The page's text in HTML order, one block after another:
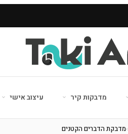
מדבקות קיר עיצוב אישי
›מדבקת הדברים הקטנים